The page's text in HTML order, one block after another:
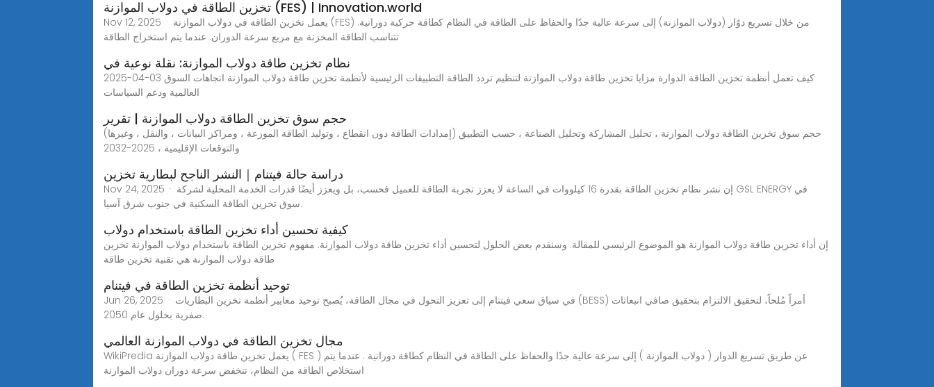
تخزين الطاقة في دولاب الموازنة (FES) | Innovation.world
Nov 12, 2025 · يعمل تخزين الطاقة في دولاب الموازنة (FES) من خلال تسريع دوّار (دولاب الموازنة) إلى سرعة عالية جدًا والحفاظ على الطاقة في النظام كطاقة حركية دورانية.
تتناسب الطاقة المخزنة مع مربع سرعة الدوران. عندما يتم استخراج الطاقة
نظام تخزين طاقة دولاب الموازنة: نقلة نوعية في
2025-04-03 كيف تعمل أنظمة تخزين الطاقة الدوارة مزايا تخزين طاقة دولاب الموازنة لتنظيم تردد الطاقة التطبيقات الرئيسية لأنظمة تخزين طاقة دولاب الموازنة اتجاهات السوق
العالمية ودعم السياسات
حجم سوق تخزين الطاقة دولاب الموازنة | تقرير
حجم سوق تخزين الطاقة دولاب الموازنة ، تحليل المشاركة وتحليل الصناعة ، حسب التطبيق (إمدادات الطاقة دون انقطاع ، وتوليد الطاقة الموزعة ، ومراكز البيانات ، والنقل ، وغيرها)
والتوقعات الإقليمية ، 2025-2032
دراسة حالة فيتنام｜النشر الناجح لبطارية تخزين
Nov 24, 2025 · إن نشر نظام تخزين الطاقة بقدرة 16 كيلووات في الساعة لا يعزز تجربة الطاقة للعميل فحسب، بل ويعزز أيضًا قدرات الخدمة المحلية لشركة GSL ENERGY في
سوق تخزين الطاقة السكنية في جنوب شرق آسيا.
كيفية تحسين أداء تخزين الطاقة باستخدام دولاب
إن أداء تخزين طاقة دولاب الموازنة هو الموضوع الرئيسي للمقالة. وسنقدم بعض الحلول لتحسين أداء تخزين طاقة دولاب الموازنة. مفهوم تخزين الطاقة باستخدام دولاب الموازنة تخزين
طاقة دولاب الموازنة هي تقنية تخزين طاقة
توحيد أنظمة تخزين الطاقة في فيتنام
Jun 26, 2025 · في سياق سعي فيتنام إلى تعزيز التحول في مجال الطاقة، يُصبح توحيد معايير أنظمة تخزين البطاريات (BESS) أمراً مُلحاً، لتحقيق الالتزام بتحقيق صافي انبعاثات
صفرية بحلول عام 2050.
مجال تخزين الطاقة في دولاب الموازنة العالمي
WikiPredia يعمل تخزين طاقة دولاب الموازنة ( FES ) عن طريق تسريع الدوار ( دولاب الموازنة ) إلى سرعة عالية جدًا والحفاظ على الطاقة في النظام كطاقة دورانية . عندما يتم
استخلاص الطاقة من النظام، تنخفض سرعة دوران دولاب الموازنة